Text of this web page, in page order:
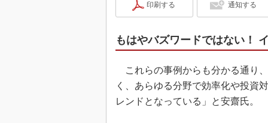
印刷する 通知する
もはやバズワードではない！
これらの事例からも分かる通り
く、あらゆる分野で効率化や投資
レンドとなっている」と安齋氏。